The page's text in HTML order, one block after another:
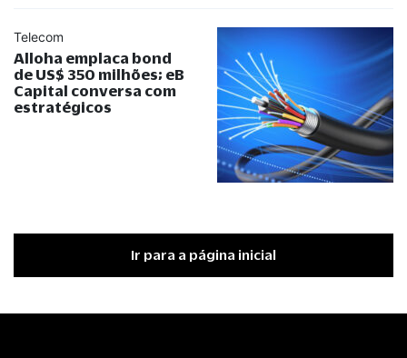
Telecom
Alloha emplaca bond
de US$ 350 milhões; eB
Capital conversa com
estratégicos
Ir para a página inicial